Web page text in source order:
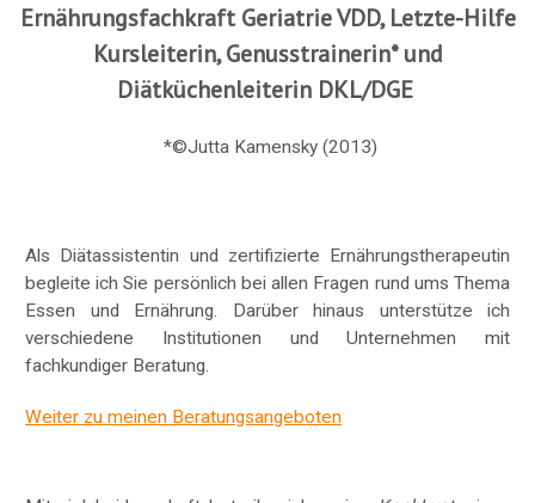
Ernährungsfachkraft Geriatrie VDD, Letzte-Hilfe
Kursleiterin, Genusstrainerin* und
Diätküchenleiterin DKL/DGE
*©Jutta Kamensky (2013)
Als Diätassistentin und zertifizierte Ernährungstherapeutin
begleite ich Sie persönlich bei allen Fragen rund ums Thema
Essen und Ernährung. Darüber hinaus unterstütze ich
verschiedene Institutionen und Unternehmen mit
fachkundiger Beratung.
Weiter zu meinen Beratungsangeboten